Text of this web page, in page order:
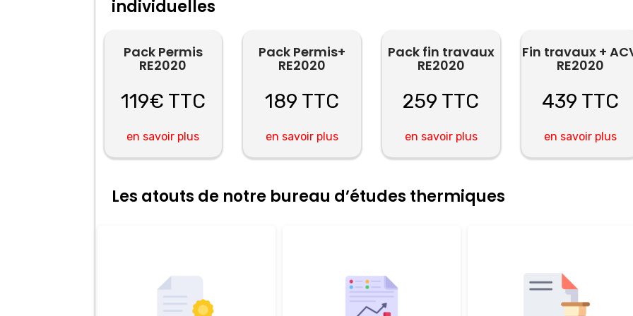
individuelles
Pack Permis
RE2020
119€ TTC
en savoir plus
Pack Permis+
RE2020
189 TTC
en savoir plus
Pack fin travaux
RE2020
259 TTC
en savoir plus
Fin travaux +
RE2020
439 TTC
en savoir plus
Les atouts de notre bureau d’études thermiques